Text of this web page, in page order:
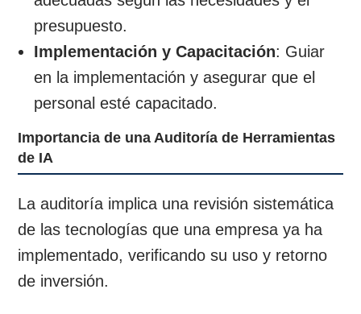
presupuesto.
Implementación y Capacitación: Guiar
en la implementación y asegurar que el
personal esté capacitado.
Importancia de una Auditoría de Herramientas
de IA
La auditoría implica una revisión sistemática
de las tecnologías que una empresa ya ha
implementado, verificando su uso y retorno
de inversión.